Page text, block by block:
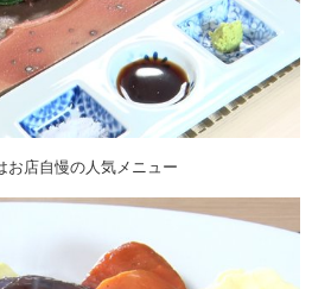
お店自慢の人気メニュー